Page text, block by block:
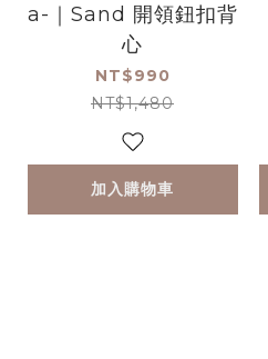
a-｜Sand 開領鈕扣背
心
NT$990
NT$1,480
加入購物車